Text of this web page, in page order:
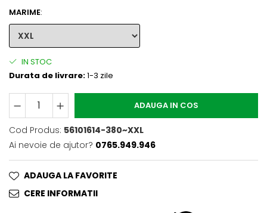
MARIME:
IN STOC
Durata de livrare:1-3 zile
ADAUGA IN COS
Cod Produs: 56101614-380~XXL
Ai nevoie de ajutor? 0765.949.946
ADAUGA LA FAVORITE
CERE INFORMATII